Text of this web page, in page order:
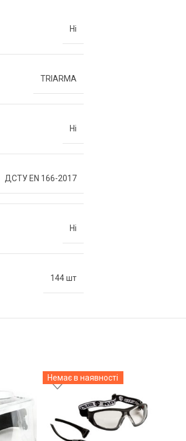
Ні
TRIARMA
Ні
ДСТУ EN 166-2017
Ні
144 шт
Немає в наявності